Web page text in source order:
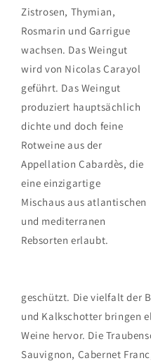
Zistrosen, Thymian,
Rosmarin und Garrigue
wachsen. Das Weingut
wird von Nicolas Carayol
geführt. Das Weingut
produziert hauptsächlich
dichte und doch feine
Rotweine aus der
Appellation Cabardès, die
eine einzigartige
Mischaus aus atlantischen
und mediterranen
Rebsorten erlaubt.
geschützt. Die vielfalt der
und Kalkschotter bringen
Weine hervor. Die
Sauvignon, Cabernet